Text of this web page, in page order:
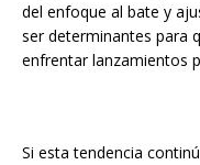
del enfoque al bate y
ser determinantes para
enfrentar lanzamientos
Si esta tendencia